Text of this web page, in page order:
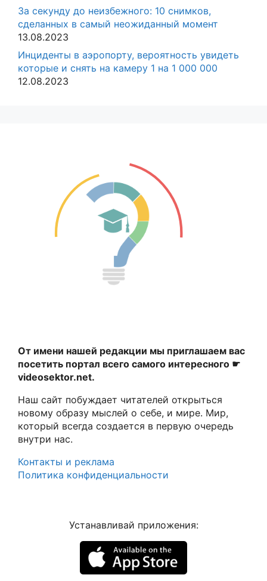
За секунду до неизбежного: 10 снимков,
сделанных в самый неожиданный момент
13.08.2023
Инциденты в аэропорту, вероятность увидеть
которые и снять на камеру 1 на 1 000 000
12.08.2023
От имени нашей редакции мы приглашаем вас
посетить портал всего самого интересного ☛
videosektor.net.
Наш сайт побуждает читателей открыться
новому образу мыслей о себе, и мире. Мир,
который всегда создается в первую очередь
внутри нас.
Контакты и реклама
Политика конфиденциальности
Устанавливай приложения: